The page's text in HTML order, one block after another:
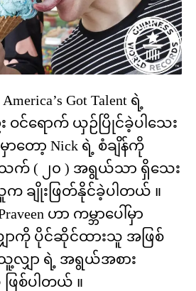
Got Talent ရဲ့
း ဝင်ရောက် ယှဉ်ပြိုင်ခဲ့ပါသေး
တော့ Nick ရဲ့ စံချိန်ကို
က် ( ၂၀ ) အရွယ်သာ ရှိသေး
က ချိုးဖြတ်နိုင်ခဲ့ပါတယ် ။
ဟာ ကမ္ဘာပေါ်မှာ
ာကို ပိုင်ဆိုင်ထားသူ အဖြစ်
သူ့လျှာ ရဲ့ အရွယ်အစား
ဖြစ်ပါတယ် ။